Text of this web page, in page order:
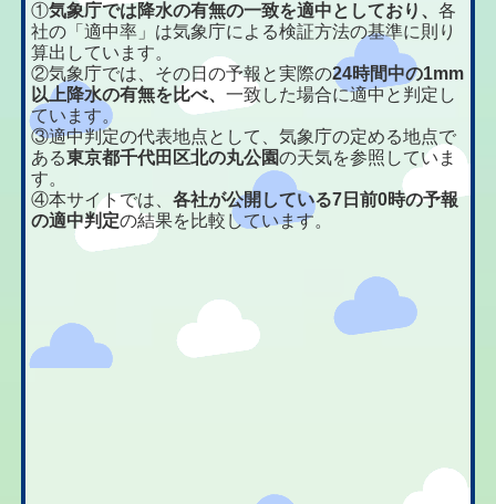
①気象庁では降水の有無の一致を適中としており、各
社の「適中率」は気象庁による検証方法の基準に則り
算出しています。
②気象庁では、その日の予報と実際の24時間中の1mm
以上降水の有無を比べ、一致した場合に適中と判定し
ています。
③適中判定の代表地点として、気象庁の定める地点で
ある東京都千代田区北の丸公園の天気を参照していま
す。
④本サイトでは、各社が公開している7日前0時の予報
の適中判定の結果を比較しています。